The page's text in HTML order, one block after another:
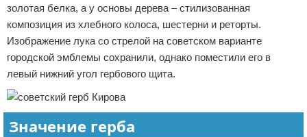
золотая белка, а у основы дерева – стилизованная
композиция из хлебного колоса, шестерни и реторты.
Изображение лука со стрелой на советском варианте
городской эмблемы сохранили, однако поместили его в
левый нижний угол гербового щита.
Значение герба